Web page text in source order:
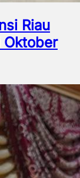
Riau
Oktober